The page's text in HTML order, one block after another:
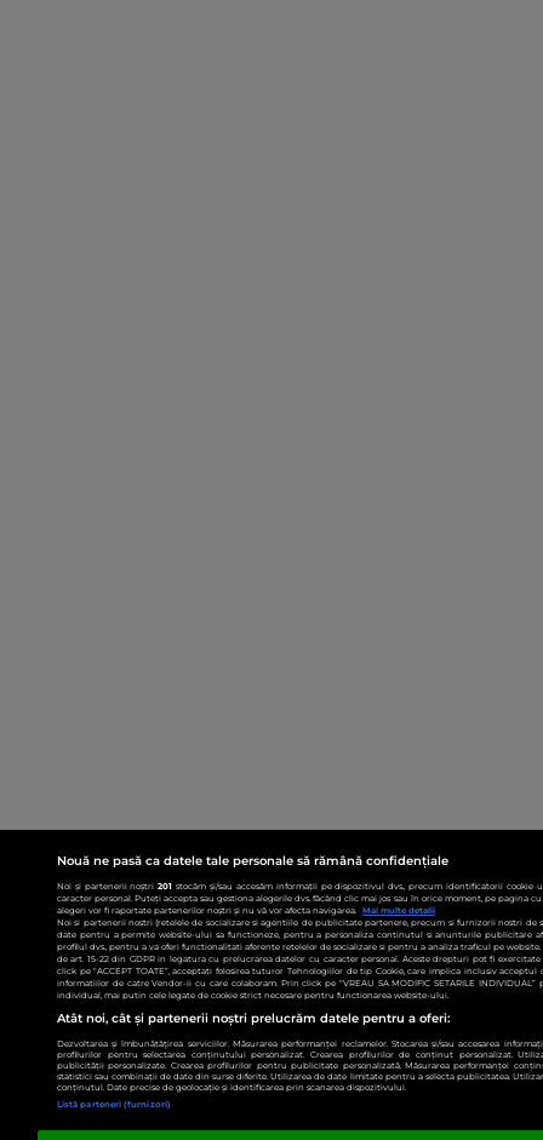
Nouă ne pasă ca datele tale personale să rămână confidențiale
Noi și partenerii noștri201 stocăm și/sau accesăm informații pe dispozitivul dvs., precum identificatorii
caracter personal. Puteți accepta sau gestiona alegerile dvs. făcând clic mai jos sau în orice moment, pe pagina
alegeri vor fi raportate partenerilor noștri și nu vă vor afecta navigarea.
Mai multe detalii
Noi si partenerii nostri (retelele de socializare si agentiile de publicitate partenere, precum si furnizorii nostri de
date pentru a permite website-ului sa functioneze, pentru a personaliza continutul si anunturile publicitare
profilul dvs., pentru a va oferi functionalitati aferente retelelor de socializare si pentru a analiza traficul pe
de art. 15-22 din GDPR in legatura cu prelucrarea datelor cu caracter personal. Aceste drepturi pot fi
click pe “ACCEPT TOATE”, acceptati folosirea tuturor Tehnologiilor de tip Cookie, care implica inclusiv acceptul
informatiilor de catre Vendor-ii cu care colaboram. Prin click pe “VREAU SA MODIFIC SETARILE
individual, mai putin cele legate de cookie strict necesare pentru functionarea website-ului.
Atât noi, cât și partenerii noștri prelucrăm datele pentru a oferi:
Dezvoltarea și îmbunătățirea serviciilor. Măsurarea performanței reclamelor. Stocarea și/sau accesarea
profilurilor pentru selectarea conținutului personalizat. Crearea profilurilor de conținut personalizat.
publicității personalizate. Crearea profilurilor pentru publicitate personalizată. Măsurarea performanței
statistici sau combinații de date din surse diferite. Utilizarea de date limitate pentru a selecta publicitatea.
conținutul. Date precise de geolocație și identificarea prin scanarea dispozitivului.
Listă parteneri (furnizori)